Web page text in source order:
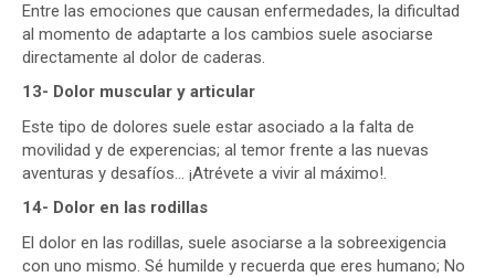
Entre las emociones que causan enfermedades, la dificultad
al momento de adaptarte a los cambios suele asociarse
directamente al dolor de caderas.
13- Dolor muscular y articular
Este tipo de dolores suele estar asociado a la falta de
movilidad y de experencias; al temor frente a las nuevas
aventuras y desafíos… ¡Atrévete a vivir al máximo!.
14- Dolor en las rodillas
El dolor en las rodillas, suele asociarse a la sobreexigencia
con uno mismo. Sé humilde y recuerda que eres humano; No